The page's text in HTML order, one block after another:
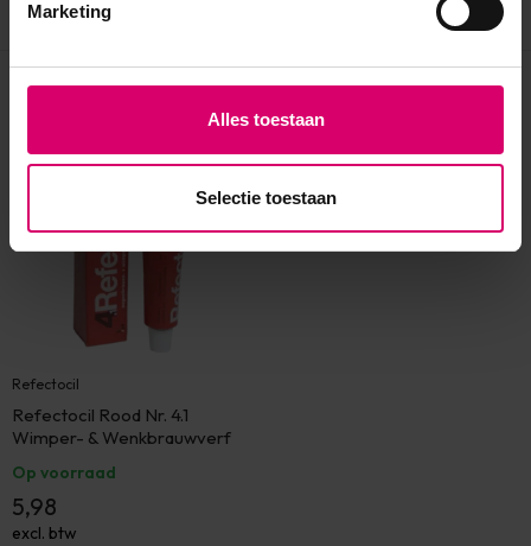
Marketing
Alles toestaan
Selectie toestaan
Refectocil
Refectocil Rood Nr. 4.1
Wimper- & Wenkbrauwverf
Op voorraad
5,98
excl. btw